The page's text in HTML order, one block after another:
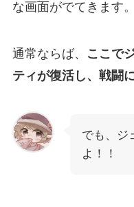
な画面がでてきます。
通常ならば、
ここで
ティが復活し、戦闘
でも、ジ
よ！！